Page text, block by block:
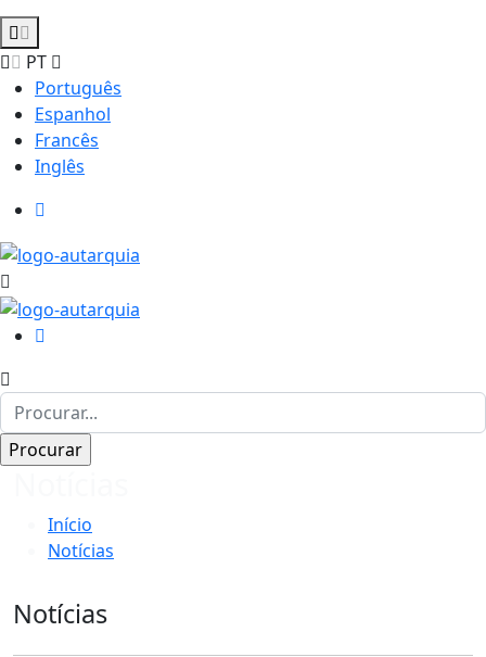
PT
Português
Espanhol
Francês
Inglês
Início
Notícias
Notícias